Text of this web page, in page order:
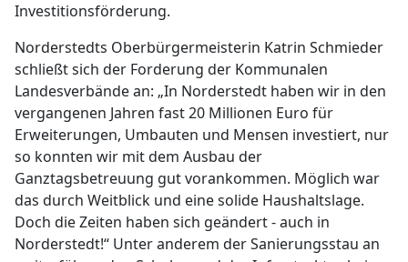
Investitionsförderung.
Norderstedts Oberbürgermeisterin Katrin Schmieder
schließt sich der Forderung der Kommunalen
Landesverbände an: „In Norderstedt haben wir in den
vergangenen Jahren fast 20 Millionen Euro für
Erweiterungen, Umbauten und Mensen investiert, nur
so konnten wir mit dem Ausbau der
Ganztagsbetreuung gut vorankommen. Möglich war
das durch Weitblick und eine solide Haushaltslage.
Doch die Zeiten haben sich geändert - auch in
Norderstedt!“ Unter anderem der Sanierungsstau an